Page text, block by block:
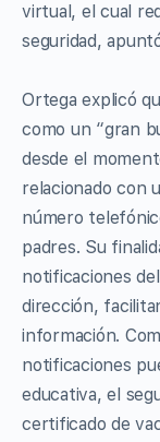
virtual, el cual
seguridad,
Ortega explicó
como un “gran
desde el
relacionado con
número
padres. Su
notificaciones
dirección,
información.
notificaciones
educativa, el
certificado de